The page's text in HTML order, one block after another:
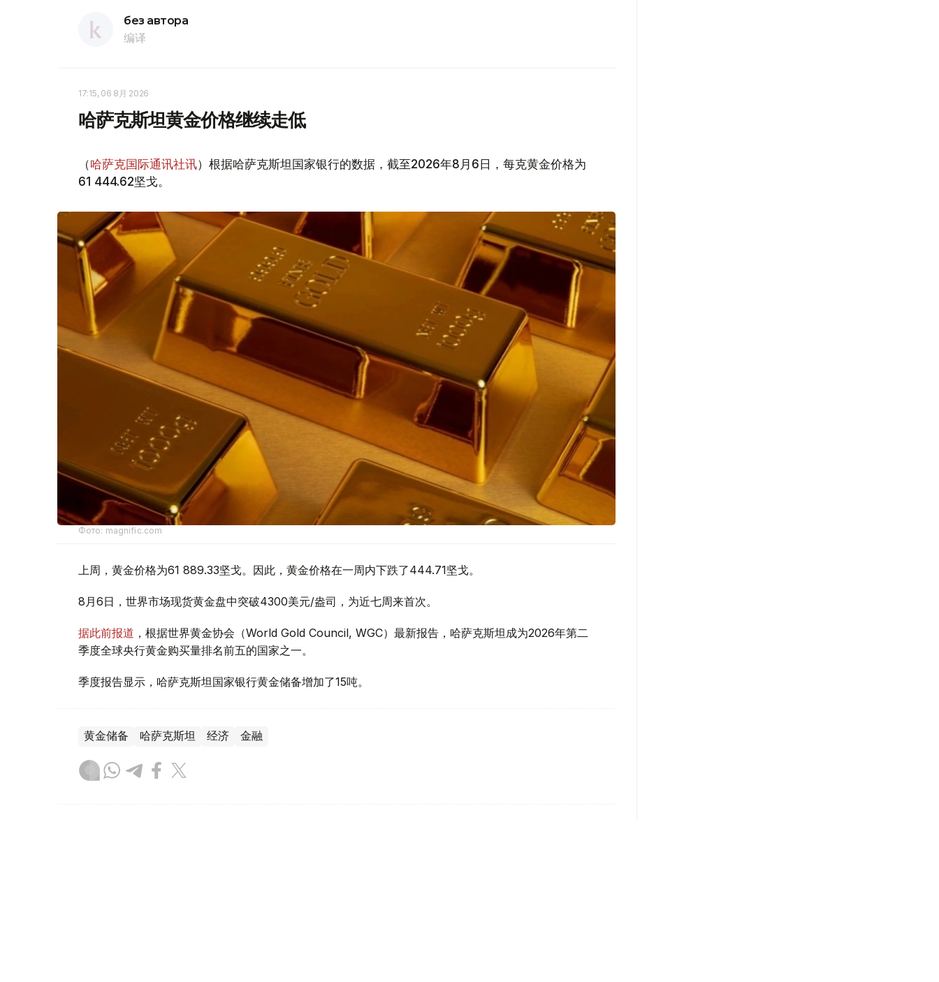
без автора
编译
17:15, 06 8月 2026
哈萨克斯坦黄金价格继续走低
（哈萨克国际通讯社讯）根据哈萨克斯坦国家银行的数据，截至2026年8月6日，每克黄金价格为
61 444.62坚戈。
Фото: magnific.com
上周，黄金价格为61 889.33坚戈。因此，黄金价格在一周内下跌了444.71坚戈。
8月6日，世界市场现货黄金盘中突破4300美元/盎司，为近七周来首次。
据此前报道 ，根据世界黄金协会（World Gold Council, WGC）最新报告，哈萨克斯坦成为2026年第二
季度全球央行黄金购买量排名前五的国家之一。
季度报告显示，哈萨克斯坦国家银行黄金储备增加了15吨。
黄金储备 哈萨克斯坦 经济 金融